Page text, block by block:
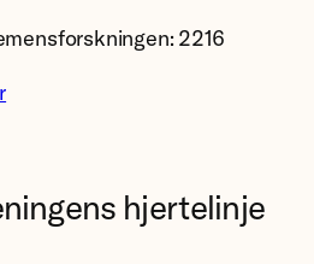
2216
hjertelinje